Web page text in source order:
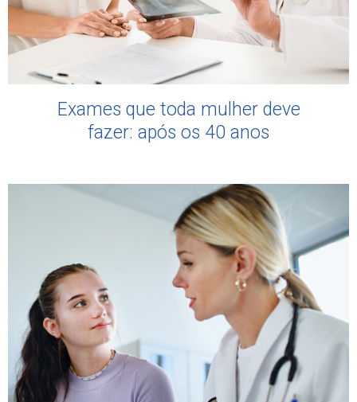
Exames que toda mulher deve
fazer: após os 40 anos